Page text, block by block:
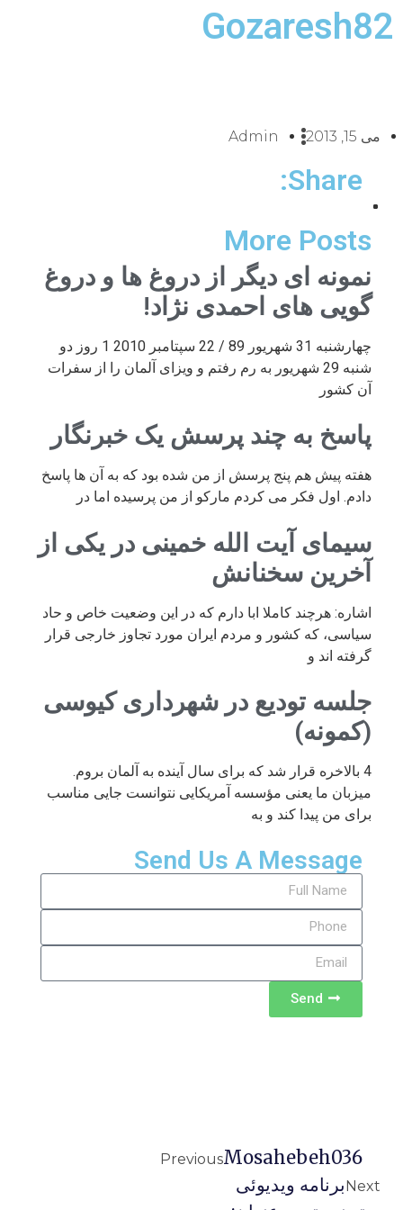
Gozaresh82
می 15, 2013 Admin
Share:
More Posts
نمونه ای دیگر از دروغ ها و دروغ
گویی های احمدی نژاد!
چهارشنبه 31 شهریور 89 / 22 سپتامبر 2010 1 روز دو
شنبه 29 شهریور به رم رفتم و ویزای آلمان را از سفرات
آن کشور
پاسخ به چند پرسش یک خبرنگار
هفته پیش هم پنج پرسش از من شده بود که به آن ها پاسخ
دادم. اول فکر می کردم مارکو از من پرسیده اما در
سیمای آیت الله خمینی در یکی از
آخرین سخنانش
اشاره: هرچند کاملا ابا دارم که در این وضعیت خاص و حاد
سیاسی، که کشور و مردم ایران مورد تجاوز خارجی قرار
گرفته اند و
جلسه تودیع در شهرداری کیوسی
(کمونه)
4 بالاخره قرار شد که برای سال آینده به آلمان بروم.
میزبان ما یعنی مؤسسه آمریکایی نتوانست جایی مناسب
برای من پیدا کند و به
Send Us A Message
Send
PreviousMosahebeh036
Nextبرنامه ويديوئى